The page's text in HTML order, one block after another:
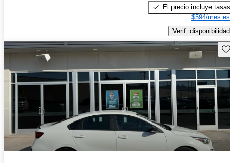
El precio incluye tasas
$594/mes
Verif. disponibilidad